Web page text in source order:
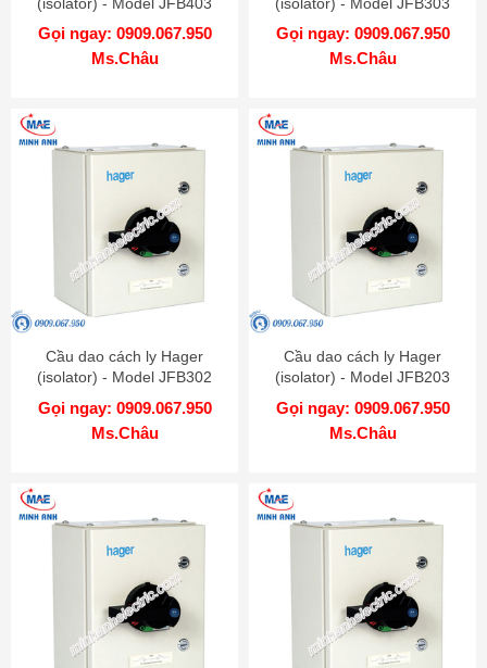
Gọi ngay: 0909.067.950
Ms.Châu
Gọi ngay: 0909.067.950
Ms.Châu
Cầu dao cách ly Hager
(isolator) - Model JFB302
Gọi ngay: 0909.067.950
Ms.Châu
Cầu dao cách ly Hager
(isolator) - Model JFB203
Gọi ngay: 0909.067.950
Ms.Châu